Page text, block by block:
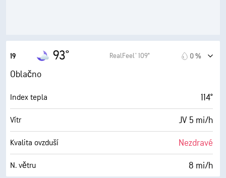
Viditelnost
Horní základna oblačnosti
19 93° RealFeel® 109° 0 %
Oblačno
Index tepla 114°
Vítr JV 5 mi/h
Kvalita ovzduší Nezdravé
N. větru 8 mi/h